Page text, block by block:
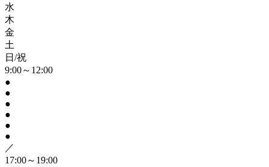
水
木
金
土
日/祝
9:00～12:00
●
●
●
●
●
●
／
17:00～19:00